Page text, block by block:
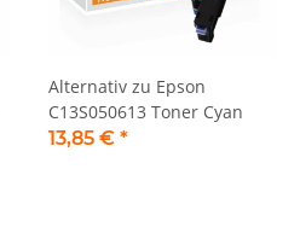
Alternativ zu Epson
C13S050613 Toner Cyan
13,85 € *